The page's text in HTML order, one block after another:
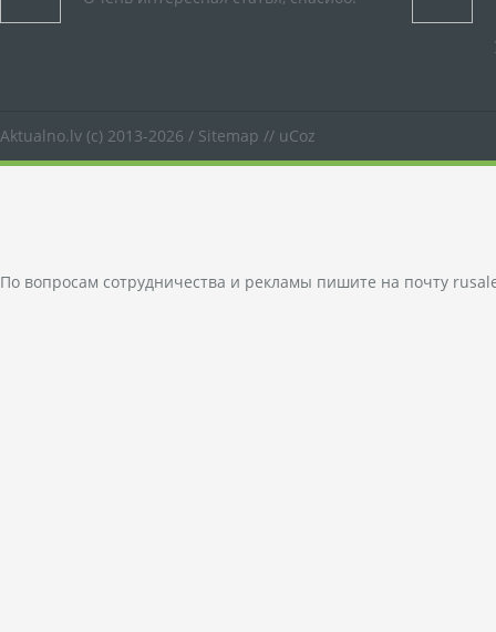
Aktualno.lv (c) 2013-2026 / Sitemap // uCoz
По вопросам сотрудничества и рекламы пишите на почту